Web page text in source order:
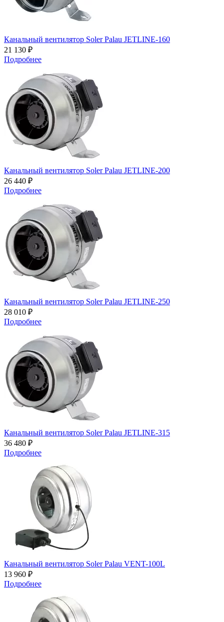
Канальный вентилятор Soler Palau JETLINE-160
21 130 ₽
Подробнее
Канальный вентилятор Soler Palau JETLINE-200
26 440 ₽
Подробнее
Канальный вентилятор Soler Palau JETLINE-250
28 010 ₽
Подробнее
Канальный вентилятор Soler Palau JETLINE-315
36 480 ₽
Подробнее
Канальный вентилятор Soler Palau VENT-100L
13 960 ₽
Подробнее